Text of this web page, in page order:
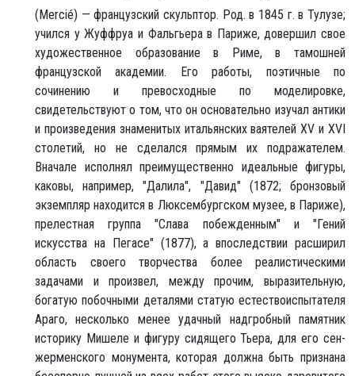
(Mercié) — французский скульптор. Род. в 1845 г. в Тулузе;
учился у Жуффруа и Фальгьера в Париже, довершил свое
художественное образование в Риме, в тамошней
французской академии. Его работы, поэтичные по
сочинению и превосходные по моделировке,
свидетельствуют о том, что он основательно изучал антики
и произведения знаменитых итальянских ваятелей XV и XVI
столетий, но не сделался прямым их подражателем.
Вначале исполнял преимущественно идеальные фигуры,
каковы, например, "Далила", "Давид" (1872; бронзовый
экземпляр находится в Люксембургском музее, в Париже),
прелестная группа "Слава побежденным" и "Гений
искусства на Пегасе" (1877), а впоследствии расширил
область своего творчества более реалистическими
задачами и произвел, между прочим, выразительную,
богатую побочными деталями статую естествоиспытателя
Араго, несколько менее удачный надгробный памятник
историку Мишеле и фигуру сидящего Тьера, для его сен-
жерменского монумента, которая должна быть признана